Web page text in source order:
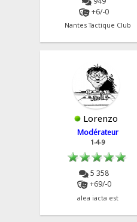
+6/-0
Nantes Tactique Club
Lorenzo
Modérateur
1-4-9
5 358
+69/-0
alea iacta est